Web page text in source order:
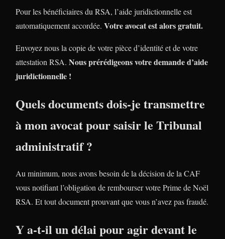
Pour les bénéficiaires du RSA, l’aide juridictionnelle est
automatiquement accordée. Votre avocat est alors gratuit.
Envoyez nous la copie de votre pièce d’identité et de votre
attestation RSA. Nous prérédigeons votre demande d’aide
juridictionnelle !
Quels documents dois-je transmettre
à mon avocat pour saisir le Tribunal
administratif ?
Au minimum, nous avons besoin de la décision de la CAF
vous notifiant l’obligation de rembourser votre Prime de Noël
RSA. Et tout document prouvant que vous n’avez pas fraudé.
Y a-t-il un délai pour agir devant le